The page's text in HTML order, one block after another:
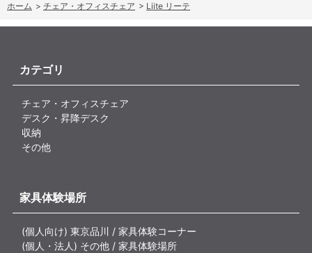
ホーム > チェア・オフィスチェア > Liite リーテ
カテゴリ
チェア・オフィスチェア
デスク・昇降デスク
収納
その他
家具体験場所
(個人向け) 東京品川 / 家具体験コーナー
(個人・法人) その他 / 家具体験場所